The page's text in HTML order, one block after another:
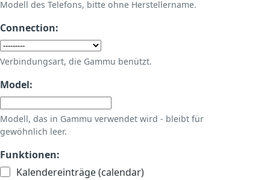
Modell des Telefons, bitte ohne Herstellername.
Connection:
Verbindungsart, die Gammu benützt.
Model:
Modell, das in Gammu verwendet wird - bleibt für
gewöhnlich leer.
Funktionen:
Kalendereinträge (calendar)